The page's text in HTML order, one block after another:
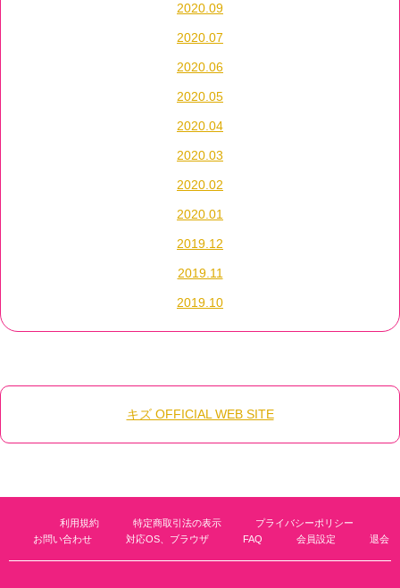
2020.09
2020.07
2020.06
2020.05
2020.04
2020.03
2020.02
2020.01
2019.12
2019.11
2019.10
キズ OFFICIAL WEB SITE
利用規約 特定商取引法の表示
プライバシーポリシー
お問い合わせ
対応OS、ブラウザ FAQ 会員設定 退会